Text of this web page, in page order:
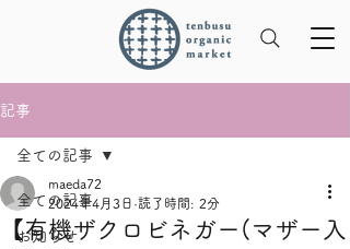
記事
全ての記事
お知らせ
全ての記事
【有機ザクロビネガー(マザー入
maeda72
2024年4月3日 読了時間: 2分